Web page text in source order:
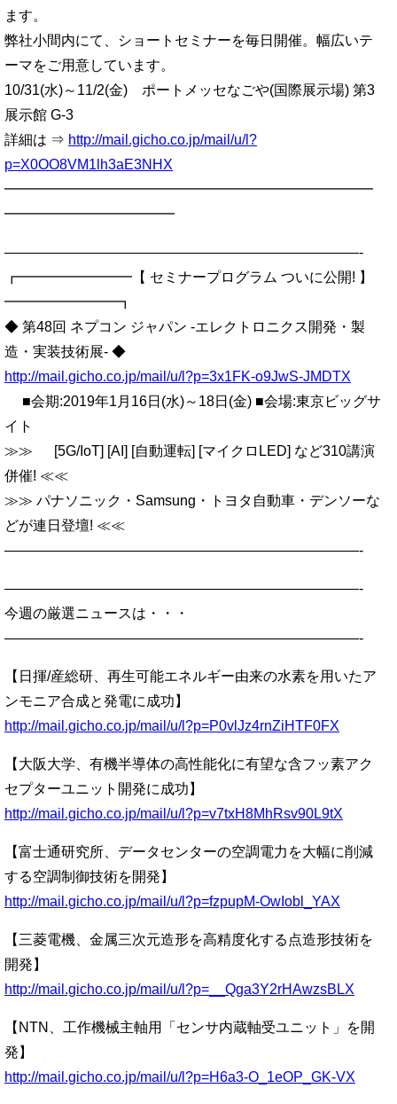
ます。
弊社小間内にて、ショートセミナーを毎日開催。幅広いテ
ーマをご用意しています。
10/31(水)～11/2(金) ポートメッセなごや(国際展示場) 第3
展示館 G-3
詳細は ⇒ http://mail.gicho.co.jp/mail/u/l?
p=X0OO8VM1lh3aE3NHX
━━━━━━━━━━━━━━━━━━━━━━━━━━
━━━━━━━━━━━━
—————————————————————————-
┏━━━━━━━━【 セミナープログラム ついに公開! 】
━━━━━━━━┓
◆ 第48回 ネプコン ジャパン -エレクトロニクス開発・製
造・実装技術展- ◆
http://mail.gicho.co.jp/mail/u/l?p=3x1FK-o9JwS-JMDTX
■会期:2019年1月16日(水)～18日(金) ■会場:東京ビッグサ
イト
≫≫ [5G/IoT] [AI] [自動運転] [マイクロLED] など310講演
併催! ≪≪
≫≫ パナソニック・Samsung・トヨタ自動車・デンソーな
どが連日登壇! ≪≪
—————————————————————————-
—————————————————————————-
今週の厳選ニュースは・・・
—————————————————————————-
【日揮/産総研、再生可能エネルギー由来の水素を用いたア
ンモニア合成と発電に成功】
http://mail.gicho.co.jp/mail/u/l?p=P0vlJz4rnZiHTF0FX
【大阪大学、有機半導体の高性能化に有望な含フッ素アク
セプターユニット開発に成功】
http://mail.gicho.co.jp/mail/u/l?p=v7txH8MhRsv90L9tX
【富士通研究所、データセンターの空調電力を大幅に削減
する空調制御技術を開発】
http://mail.gicho.co.jp/mail/u/l?p=fzpupM-OwIobl_YAX
【三菱電機、金属三次元造形を高精度化する点造形技術を
開発】
http://mail.gicho.co.jp/mail/u/l?p=__Qga3Y2rHAwzsBLX
【NTN、工作機械主軸用「センサ内蔵軸受ユニット」を開
発】
http://mail.gicho.co.jp/mail/u/l?p=H6a3-O_1eOP_GK-VX